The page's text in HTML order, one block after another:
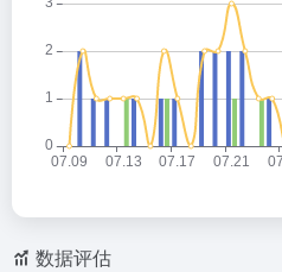
数据评估